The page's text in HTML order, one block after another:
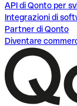
API di Qonto per
Integrazioni di
Partner di Qonto
Diventare